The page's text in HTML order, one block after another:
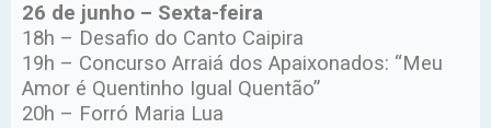
26 de junho – Sexta-feira
18h – Desafio do Canto Caipira
19h – Concurso Arraiá dos Apaixonados: “Meu
Amor é Quentinho Igual Quentão”
20h – Forró Maria Lua